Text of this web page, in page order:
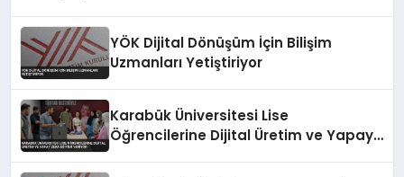
YÖK Dijital Dönüşüm İçin Bilişim
Uzmanları Yetiştiriyor
Karabük Üniversitesi Lise
Öğrencilerine Dijital Üretim ve Yapay